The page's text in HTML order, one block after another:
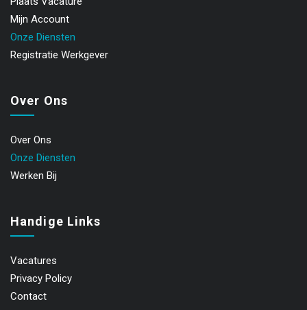
Mijn Account
Onze Diensten
Registratie Werkgever
Over Ons
Over Ons
Onze Diensten
Werken Bij
Handige Links
Vacatures
Privacy Policy
Contact